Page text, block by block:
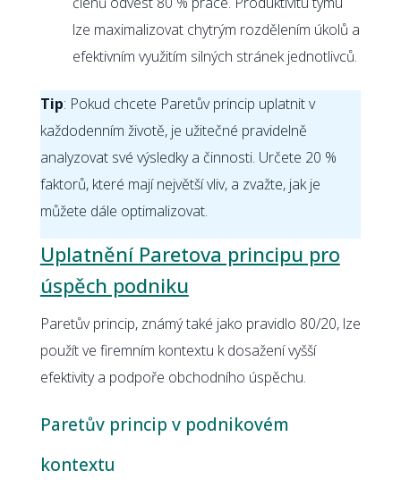
lze maximalizovat chytrým rozdělením úkolů a
efektivním využitím silných stránek jednotlivců.
Tip: Pokud chcete Paretův princip uplatnit v
každodenním životě, je užitečné pravidelně
analyzovat své výsledky a činnosti. Určete 20 %
faktorů, které mají největší vliv, a zvažte, jak je
můžete dále optimalizovat.
Uplatnění Paretova principu pro
úspěch podniku
Paretův princip, známý také jako pravidlo 80/20, lze
použít ve firemním kontextu k dosažení vyšší
efektivity a podpoře obchodního úspěchu.
Paretův princip v podnikovém
kontextu